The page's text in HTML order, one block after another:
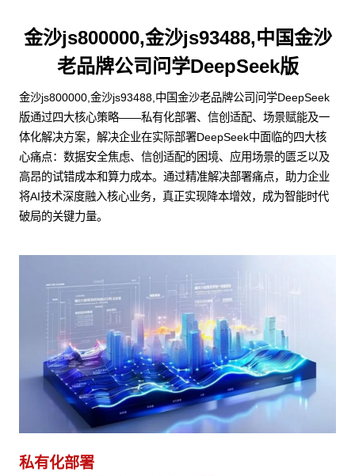
金沙js800000,金沙js93488,中国金沙
老品牌公司问学DeepSeek版
金沙js800000,金沙js93488,中国金沙老品牌公司问学DeepSeek
版通过四大核心策略——私有化部署、信创适配、场景赋能及一
体化解决方案，解决企业在实际部署DeepSeek中面临的四大核
心痛点：数据安全焦虑、信创适配的困境、应用场景的匮乏以及
高昂的试错成本和算力成本。通过精准解决部署痛点，助力企业
将AI技术深度融入核心业务，真正实现降本增效，成为智能时代
破局的关键力量。
私有化部署